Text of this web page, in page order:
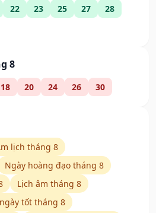
22 23 25 27
28
8
18 20 24 26 30
lịch tháng 8
Ngày hoàng đạo tháng 8
Lịch âm tháng 8
tốt tháng 8